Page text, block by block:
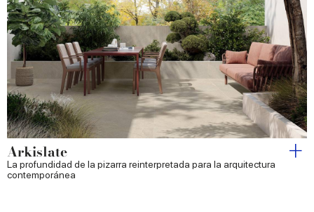
Arkislate
La profundidad de la pizarra reinterpretada para la arquitectura
contemporánea